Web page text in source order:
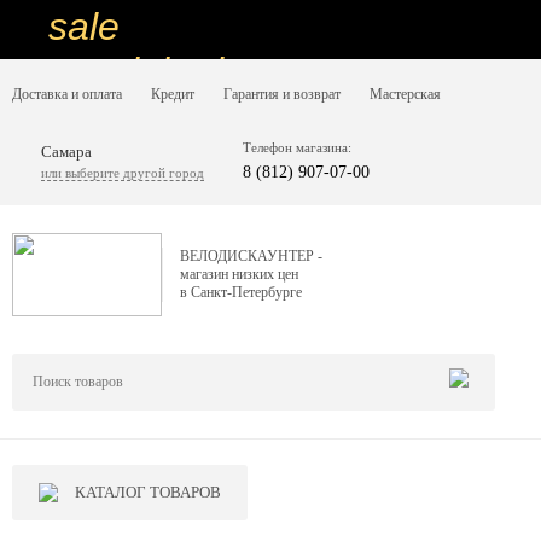
sale
special price
ну очень
вот дешево
sale
sale
Доставка и оплата Кредит Гарантия и возврат Мастерская
Самара
или выберите другой город
Телефон магазина:
8 (812) 907-07-00
ВЕЛОДИСКАУНТЕР -
магазин низких цен
в Санкт-Петербурге
КАТАЛОГ ТОВАРОВ